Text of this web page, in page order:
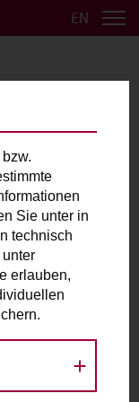
EN
fahrende
Kids / AXA
Sie unter in
technisch
erlauben,